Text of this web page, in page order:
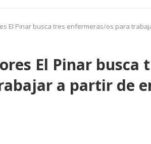
El Pinar busca tres enfermeras/os para
El Pinar busca
a partir de